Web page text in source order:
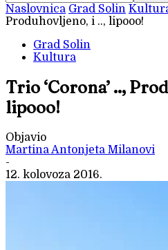
Naslovnica Grad Solin
Produhovljeno, i .., lipooo!
Grad Solin
Kultura
Trio ‘Corona’ ..,
lipooo!
Objavio
Martina Antonjeta Milanovi
-
12. kolovoza 2016.